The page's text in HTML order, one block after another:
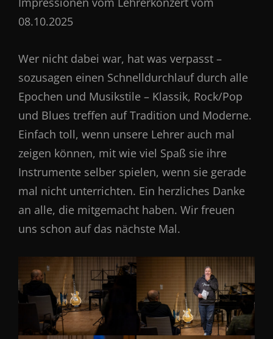
08.10.2025
Wer nicht dabei war, hat was verpasst –
sozusagen einen Schnelldurchlauf durch alle
Epochen und Musikstile – Klassik, Rock/Pop
und Blues treffen auf Tradition und Moderne.
Einfach toll, wenn unsere Lehrer auch mal
zeigen können, mit wie viel Spaß sie ihre
Instrumente selber spielen, wenn sie gerade
mal nicht unterrichten. Ein herzliches Danke
an alle, die mitgemacht haben. Wir freuen
uns schon auf das nächste Mal.